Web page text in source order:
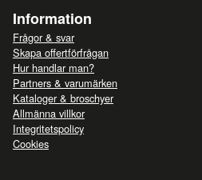
Information
Frågor & svar
Skapa offertförfrågan
Hur handlar man?
Partners & varumärken
Kataloger & broschyer
Allmänna villkor
Integritetspolicy
Cookies